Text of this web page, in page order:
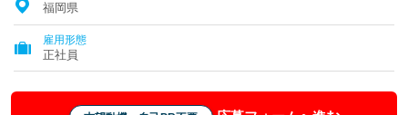
福岡県
雇用形態
正社員